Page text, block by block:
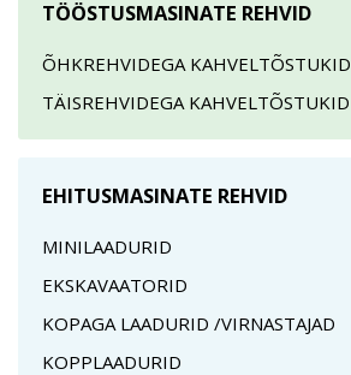
TÖÖSTUSMASINATE REHVID
ÕHKREHVIDEGA KAHVELTÕSTUKID
TÄISREHVIDEGA KAHVELTÕSTUKID
EHITUSMASINATE REHVID
MINILAADURID
EKSKAVAATORID
KOPAGA LAADURID /VIRNASTAJAD
KOPPLAADURID